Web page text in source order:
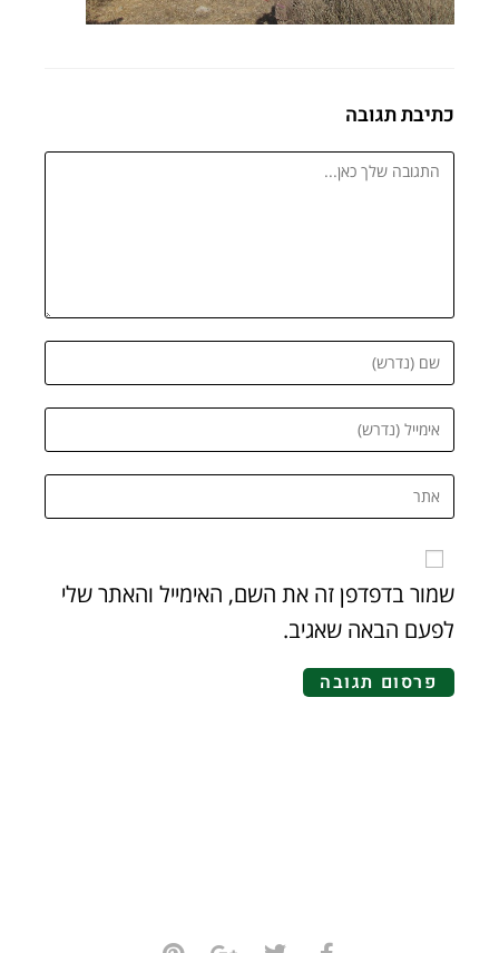
כתיבת תגובה
שמור בדפדפן זה את השם, האימייל והאתר שלי
לפעם הבאה שאגיב.